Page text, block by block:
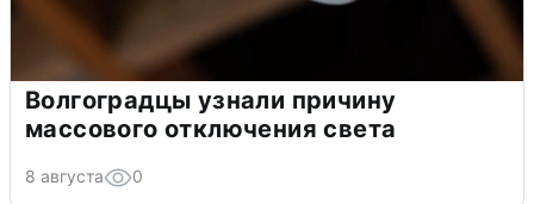
Волгоградцы узнали причину
массового отключения света
8 августа 0